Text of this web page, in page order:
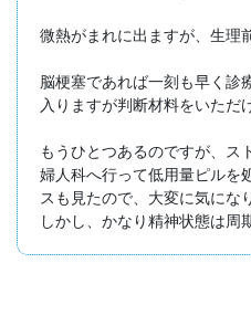
微熱がまれに出ますが、生理
脳梗塞であれば一刻も早く診
入りますが判断材料をいただ
もうひとつあるのですが、ス
婦人科へ行って低用量ピルを
スも見たので、大変に気にな
しかし、かなり精神状態は周